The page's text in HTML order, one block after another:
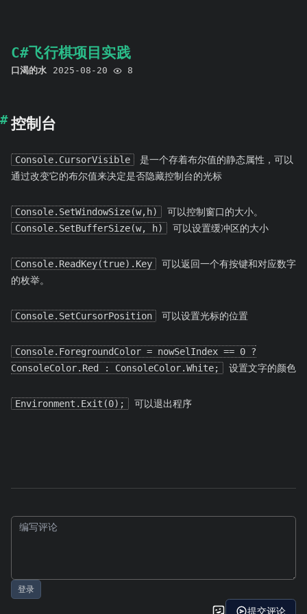
C#飞行棋项目实践
口渴的水 2025-08-20 8
控制台
Console.CursorVisible
是一个存着布尔值的静态属性，可以
通过改变它的布尔值来决定是否隐藏控制台的光标
Console.SetWindowSize(w,h)
可以控制窗口的大小。
Console.SetBufferSize(w, h)
可以设置缓冲区的大小
Console.ReadKey(true).Key
可以返回一个有按键和对应数字
的枚举。
Console.SetCursorPosition 可以设置光标的位置
Console.ForegroundColor = nowSelIndex == 0 ?
ConsoleColor.Red : ConsoleColor.White;
设置文字的颜色
Environment.Exit(0); 可以退出程序